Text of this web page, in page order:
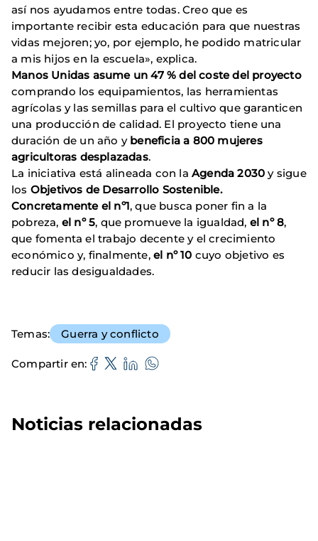
así nos ayudamos entre todas. Creo que es
importante recibir esta educación para que nuestras
vidas mejoren; yo, por ejemplo, he podido matricular
a mis hijos en la escuela», explica.
Manos Unidas asume un 47 % del coste del proyecto
comprando los equipamientos, las herramientas
agrícolas y las semillas para el cultivo que garanticen
una producción de calidad. El proyecto tiene una
duración de un año y beneficia a 800 mujeres
agricultoras desplazadas.
La iniciativa está alineada con la Agenda 2030 y sigue
los Objetivos de Desarrollo Sostenible.
Concretamente el nº1, que busca poner fin a la
pobreza, el nº 5, que promueve la igualdad, el nº 8,
que fomenta el trabajo decente y el crecimiento
económico y, finalmente, el nº 10 cuyo objetivo es
reducir las desigualdades.
Temas Guerra y conflicto
Compartir en
Noticias relacionadas